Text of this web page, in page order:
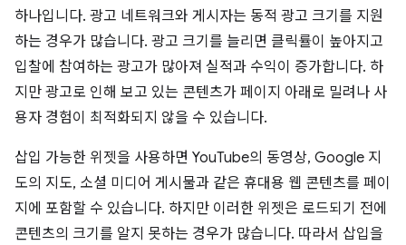
하나입니다. 광고 네트워크와 게시자는 동적 광고 크기를 지원
하는 경우가 많습니다. 광고 크기를 늘리면 클릭률이 높아지고
입찰에 참여하는 광고가 많아져 실적과 수익이 증가합니다. 하
지만 광고로 인해 보고 있는 콘텐츠가 페이지 아래로 밀려나 사
용자 경험이 최적화되지 않을 수 있습니다.
삽입 가능한 위젯을 사용하면 YouTube의 동영상, Google 지
도의 지도, 소셜 미디어 게시물과 같은 휴대용 웹 콘텐츠를 페이
지에 포함할 수 있습니다. 하지만 이러한 위젯은 로드되기 전에
콘텐츠의 크기를 알지 못하는 경우가 많습니다. 따라서 삽입을